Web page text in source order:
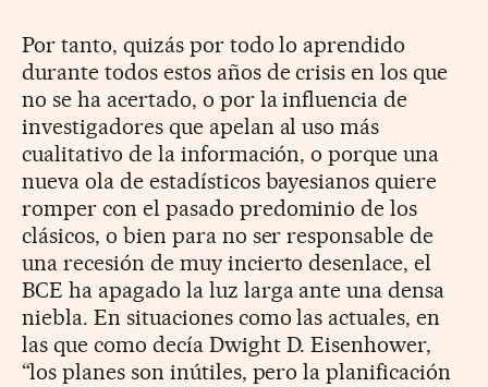
Por tanto, quizás por todo lo aprendido
durante todos estos años de crisis en los que
no se ha acertado, o por la influencia de
investigadores que apelan al uso más
cualitativo de la información, o porque una
nueva ola de estadísticos bayesianos quiere
romper con el pasado predominio de los
clásicos, o bien para no ser responsable de
una recesión de muy incierto desenlace, el
BCE ha apagado la luz larga ante una densa
niebla. En situaciones como las actuales, en
las que como decía Dwight D. Eisenhower,
“los planes son inútiles, pero la planificación